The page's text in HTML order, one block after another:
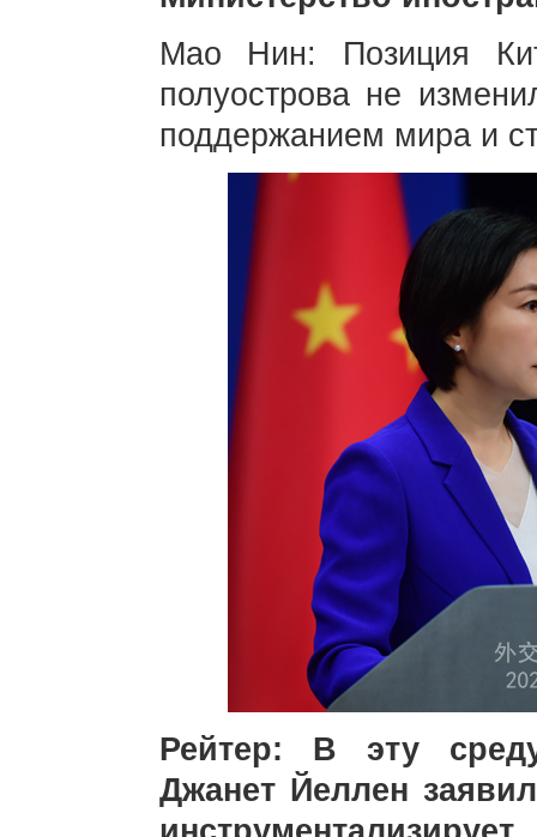
Мао Нин: Позиция
полуострова не
поддержанием мира и
Рейтер: В эту
Джанет Йеллен